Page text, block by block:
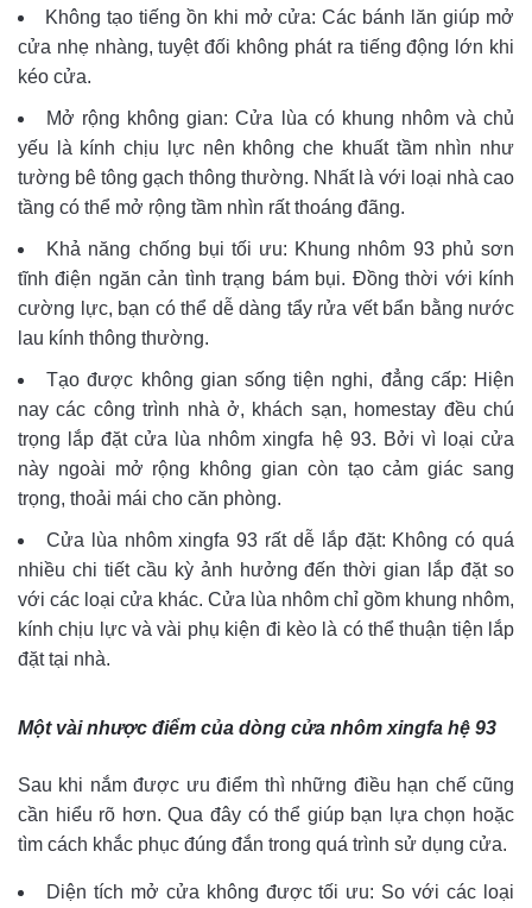
Không tạo tiếng ồn khi mở cửa: Các bánh lăn giúp mở
cửa nhẹ nhàng, tuyệt đối không phát ra tiếng động lớn khi
kéo cửa.
Mở rộng không gian: Cửa lùa có khung nhôm và chủ
yếu là kính chịu lực nên không che khuất tầm nhìn như
tường bê tông gạch thông thường. Nhất là với loại nhà cao
tầng có thể mở rộng tầm nhìn rất thoáng đãng.
Khả năng chống bụi tối ưu: Khung nhôm 93 phủ sơn
tĩnh điện ngăn cản tình trạng bám bụi. Đồng thời với kính
cường lực, bạn có thể dễ dàng tẩy rửa vết bẩn bằng nước
lau kính thông thường.
Tạo được không gian sống tiện nghi, đẳng cấp: Hiện
nay các công trình nhà ở, khách sạn, homestay đều chú
trọng lắp đặt cửa lùa nhôm xingfa hệ 93. Bởi vì loại cửa
này ngoài mở rộng không gian còn tạo cảm giác sang
trọng, thoải mái cho căn phòng.
Cửa lùa nhôm xingfa 93 rất dễ lắp đặt: Không có quá
nhiều chi tiết cầu kỳ ảnh hưởng đến thời gian lắp đặt so
với các loại cửa khác. Cửa lùa nhôm chỉ gồm khung nhôm,
kính chịu lực và vài phụ kiện đi kèo là có thể thuận tiện lắp
đặt tại nhà.
Một vài nhược điểm của dòng cửa nhôm xingfa hệ 93
Sau khi nắm được ưu điểm thì những điều hạn chế cũng
cần hiểu rõ hơn. Qua đây có thể giúp bạn lựa chọn hoặc
tìm cách khắc phục đúng đắn trong quá trình sử dụng cửa.
Diện tích mở cửa không được tối ưu: So với các loại